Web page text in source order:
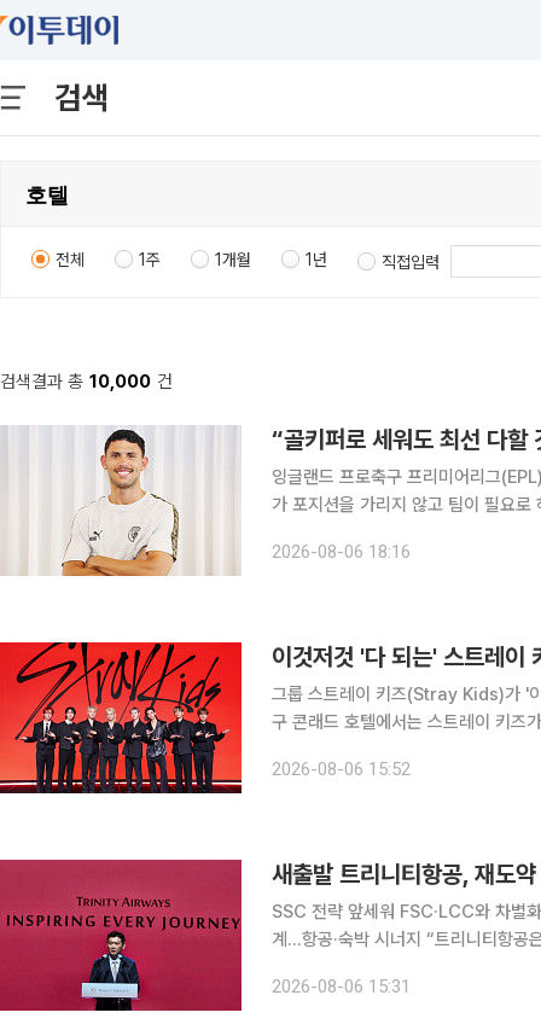
검색
전체 1주 1개월 1년 직접입력
검색결과 총 10,000 건
“골키퍼로 세워도 최선 다
잉글랜드 프로축구 프리미어리그
가 포지션을 가리지 않고 팀이 필요
에서는 강한 정신력이 필수다. 3일마
2026-08-06 18:16
이것저것 '다 되는' 스트레
그룹 스트레이 키즈(Stray Kids)가 '이것 저
구 콘래드 호텔에서는 스트레이 키즈
필릭스, 승민, 아이엔이 참석해 신
2026-08-06 15:52
새출발 트리니티항공, 재도
SSC 전략 앞세워 FSC·LCC와 차별
계…항공·숙박 시너지 “트리니티항공은 고객에게 정말 필요한 서비스를 가장 가치있게 제공하는 항
리니티항공'으로 간판을 바꿔 달고 재
2026-08-06 15:31